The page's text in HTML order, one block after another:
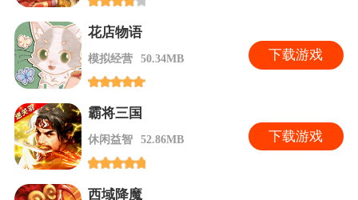
花店物语
模拟经营 50.34MB 下载游戏
霸将三国
休闲益智 52.86MB 下载游戏
西域降魔